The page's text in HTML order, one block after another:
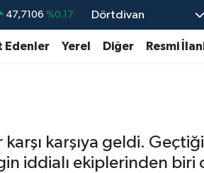
47,7106 %0.17
55,1652 %0.27
65.130,04 %1.2
Dörtdivan
Edenler Yerel Diğer Resmi
karşı karşıya geldi.
iddialı ekiplerinden